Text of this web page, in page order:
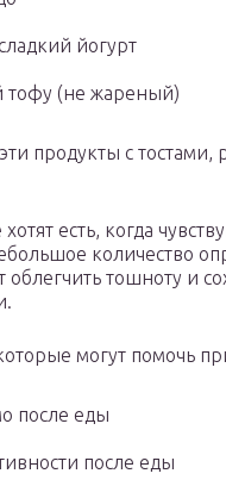
йогурт
тофу (не жареный)
продукты с тостами,
есть, когда
количество
облегчить тошноту и
могут помочь
после еды
после еды